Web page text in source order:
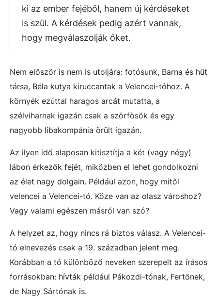
ki az ember fejéből, hanem új kérdéseket
is szül. A kérdések pedig azért vannak,
hogy megválaszolják őket.
Nem először is nem is utoljára: fotósunk, Barna és hűt
társa, Béla kutya kiruccantak a Velencei-tóhoz. A
környék ezúttal haragos arcát mutatta, a
szélviharnak igazán csak a szörfösök és egy
nagyobb libakompánia örült igazán.
Az ilyen idő alaposan kitisztítja a két (vagy négy)
lábon érkezők fejét, miközben el lehet gondolkozni
az élet nagy dolgain. Például azon, hogy mitől
velencei a Velencei-tó. Köze van az olasz városhoz?
Vagy valami egészen másról van szó?
A helyzet az, hogy nincs rá biztos válasz. A Velencei-
tó elnevezés csak a 19. században jelent meg.
Korábban a tó különböző neveken szerepelt az írásos
forrásokban: hívták például Pákozdi-tónak, Fertőnek,
de Nagy Sártónak is.